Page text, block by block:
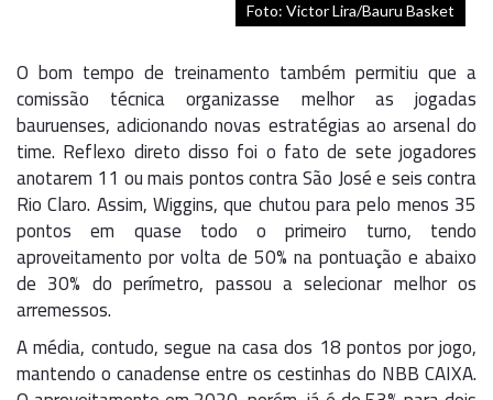
Foto: Victor Lira/Bauru Basket
O bom tempo de treinamento também permitiu que a
comissão técnica organizasse melhor as jogadas
bauruenses, adicionando novas estratégias ao arsenal do
time. Reflexo direto disso foi o fato de sete jogadores
anotarem 11 ou mais pontos contra São José e seis contra
Rio Claro. Assim, Wiggins, que chutou para pelo menos 35
pontos em quase todo o primeiro turno, tendo
aproveitamento por volta de 50% na pontuação e abaixo
de 30% do perímetro, passou a selecionar melhor os
arremessos.
A média, contudo, segue na casa dos 18 pontos por jogo,
mantendo o canadense entre os cestinhas do NBB CAIXA.